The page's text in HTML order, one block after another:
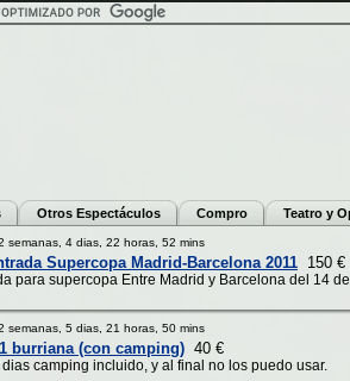
Otros Espectáculos Compro Teatro y
semanas, 4 dias, 22 horas, 52 mins
Supercopa Madrid-Barcelona 2011 150 €
para supercopa Entre Madrid y Barcelona del 14
semanas, 5 dias, 21 horas, 50 mins
burriana (con camping) 40 €
camping incluido, y al final no los puedo usar.